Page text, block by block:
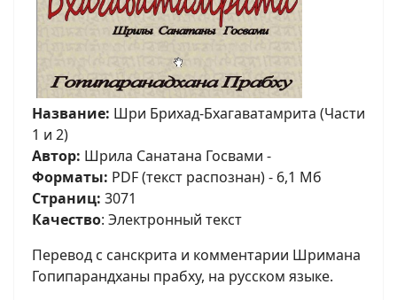
Название: Шри Брихад-Бхагаватамрита (Части
1 и 2)
Автор: Шрила Санатана Госвами -
Форматы: PDF (текст распознан) - 6,1 Мб
Страниц: 3071
Качество: Электронный текст
Перевод с санскрита и комментарии Шримана
Гопипарандханы прабху, на русском языке.